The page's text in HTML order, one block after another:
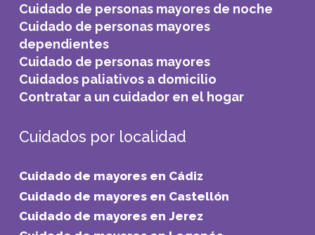
Cuidado de personas mayores de noche
Cuidado de personas mayores
dependientes
Cuidado de personas mayores
Cuidados paliativos a domicilio
Contratar a un cuidador en el hogar
Cuidados por localidad
Cuidado de mayores en Cádiz
Cuidado de mayores en Castellón
Cuidado de mayores en Jerez